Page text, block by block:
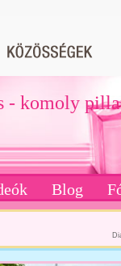
- komoly
Blog